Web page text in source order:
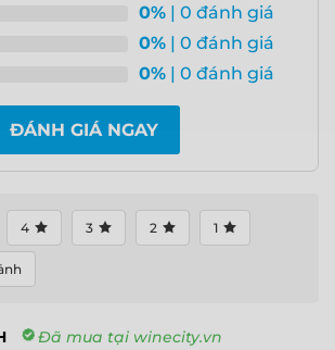
0% | 0 đánh giá
0% | 0 đánh giá
0% | 0 đánh giá
ĐÁNH GIÁ NGAY
4 3 2 1
Đã mua tại winecity.vn